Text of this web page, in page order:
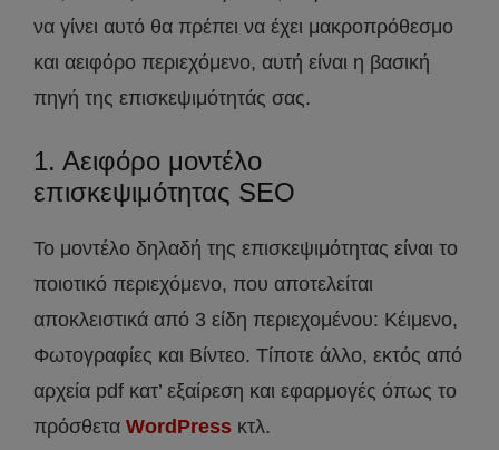
να γίνει αυτό θα πρέπει να έχει μακροπρόθεσμο
και αειφόρο περιεχόμενο, αυτή είναι η βασική
πηγή της επισκεψιμότητάς σας.
1. Αειφόρο μοντέλο
επισκεψιμότητας SEO
Το μοντέλο δηλαδή της επισκεψιμότητας είναι το
ποιοτικό περιεχόμενο, που αποτελείται
αποκλειστικά από 3 είδη περιεχομένου: Κέιμενο,
Φωτογραφίες και Βίντεο. Τίποτε άλλο, εκτός από
αρχεία pdf κατ’ εξαίρεση και εφαρμογές όπως το
πρόσθετα WordPress κτλ.